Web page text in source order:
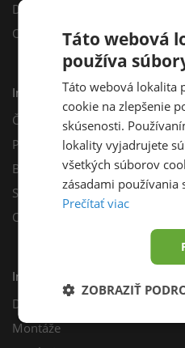
Darčekový poukaz
Odberné miesta
Informácie
Často kladené otázky
Poradňa
Blog
Sprievodca výberom
Odporúčací program
Inštalácie
Dotácie
Montáže
Táto webová
používa
Táto webová lokalita
cookie na zlepšenie
skúsenosti.
lokality vyjadrujete
všetkých súborov
zásadami používania
Prečítať viac
ZOBRAZIŤ